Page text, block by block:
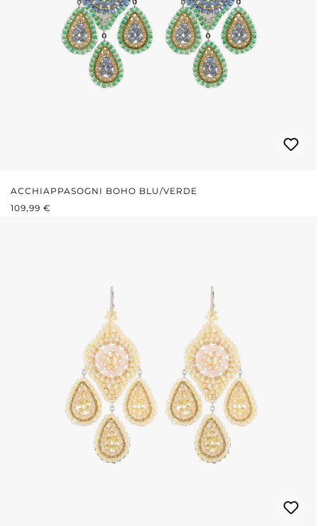
ACCHIAPPASOGNI BOHO BLU/VERDE
PREZZO NORMALE:
109,99 €